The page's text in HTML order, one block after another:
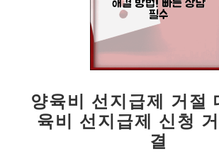
양육비 선지급제 거절
육비 선지급제 신청
결